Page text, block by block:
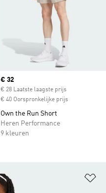
Current price
€ 32
€ 28 Laatste laagste prijs
€ 40 Oorspronkelijke prijs
Own the Run Short
Heren Performance
9 kleuren